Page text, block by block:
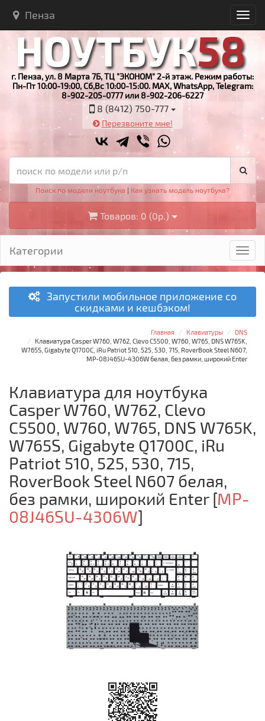
Пенза
г. Пенза, ул. 8 Марта 7Б, ТЦ "ЭКОНОМ" 2-й этаж. Режим работы:
Пн-Пт 10:00-19:00, Сб,Вс 10:00-15:00. MAX, WhatsApp, Telegram:
8-902-205-0777 или 8-902-206-6227
8 (8412) 750-777
Перезвоните мне!
Поиск по модели ноутбука | Как узнать модель ноутбука?
Товаров: 0 (0р.)
Категории
Запустили мобильное приложение со
скидками и кешбэком!
Главная Клавиатуры
DNS
Клавиатура Casper W760, W762, Clevo C5500, W760, W765, DNS W765K,
W765S, Gigabyte Q1700C, iRu Patriot 510, 525, 530, 715, RoverBook Steel N607,
MP-08J46SU-4306W белая, без рамки, широкий Enter
Клавиатура для ноутбука
Casper W760, W762, Clevo
C5500, W760, W765, DNS W765K,
W765S, Gigabyte Q1700C, iRu
Patriot 510, 525, 530, 715,
RoverBook Steel N607 белая,
без рамки, широкий Enter [MP-
08J46SU-4306W]